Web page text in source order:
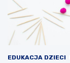
EDUKACJA DZIECI